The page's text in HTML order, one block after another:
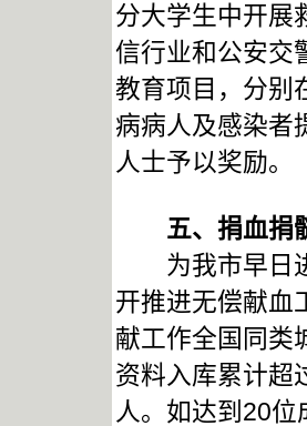
分大学生中开展
信行业和公安交
教育项目，分别
病病人及感染者
人士予以奖励。
五、捐血捐
为我市早日进
开推进无偿献血
献工作全国同类
资料入库累计超
人。如达到20